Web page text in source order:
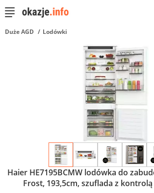
Duże AGD Lodówki
Haier HE7195BCMW lodówka do
Frost, 193,5cm, szuflada z